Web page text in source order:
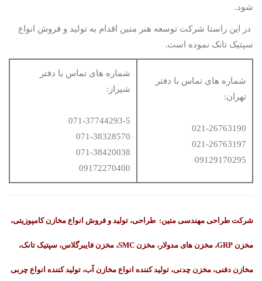
شود.
در این راستا شرکت توسعه هنر متین اقدام به تولید و فروش انواع
سپتیک تانک نموده است.
شماره های تماس با دفتر
تهران:
021-26763190
021-26763197
09129170295
شماره های تماس با دفتر
شیراز:
071-37744293-5
071-38328570
071-38420038
09172270400
شرکت طراحی مهندسی متین: طراحی، تولید و فروش انواع مخازن کامپوزیتی،
مخزن GRP، مخزن های مدولار، مخزن SMC، مخزن فایبرگلاس، سپتیک تانک،
مخازن دفنی، مخزن چدنی، تولید کننده انواع مخازن آب، تولید کننده انواع چربی